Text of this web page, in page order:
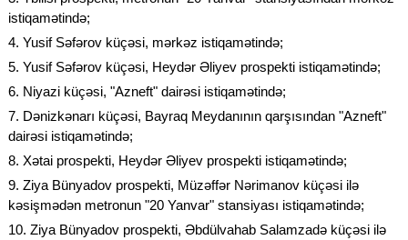
istiqamətində;
4. Yusif Səfərov küçəsi, mərkəz istiqamətində;
5. Yusif Səfərov küçəsi, Heydər Əliyev prospekti istiqamətində;
6. Niyazi küçəsi, "Azneft" dairəsi istiqamətində;
7. Dənizkənarı küçəsi, Bayraq Meydanının qarşısından "Azneft"
dairəsi istiqamətində;
8. Xətai prospekti, Heydər Əliyev prospekti istiqamətində;
9. Ziya Bünyadov prospekti, Müzəffər Nərimanov küçəsi ilə
kəsişmədən metronun "20 Yanvar" stansiyası istiqamətində;
10. Ziya Bünyadov prospekti, Əbdülvahab Salamzadə küçəsi ilə